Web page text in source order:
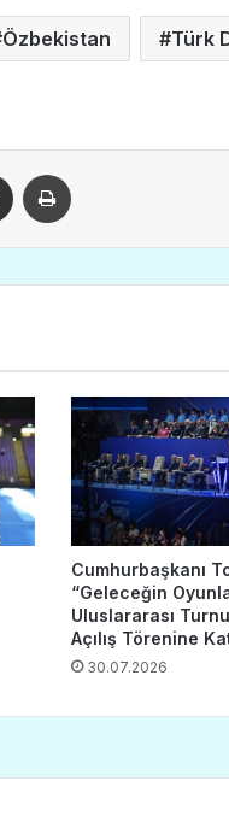
Özbekistan Türk
Cumhurbaşkanı
“Geleceğin
Uluslararası
Açılış Törenine
30.07.2026